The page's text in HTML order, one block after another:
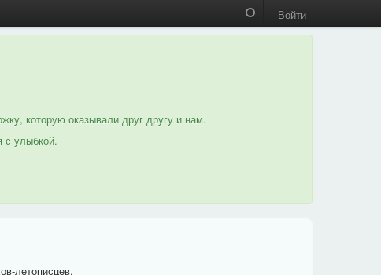
Войти
которую оказывали друг другу и нам.
с улыбкой.
летописцев.